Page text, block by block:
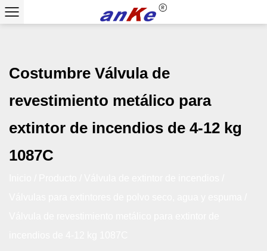
Costumbre Válvula de
revestimiento metálico para
extintor de incendios de 4-12 kg
1087C